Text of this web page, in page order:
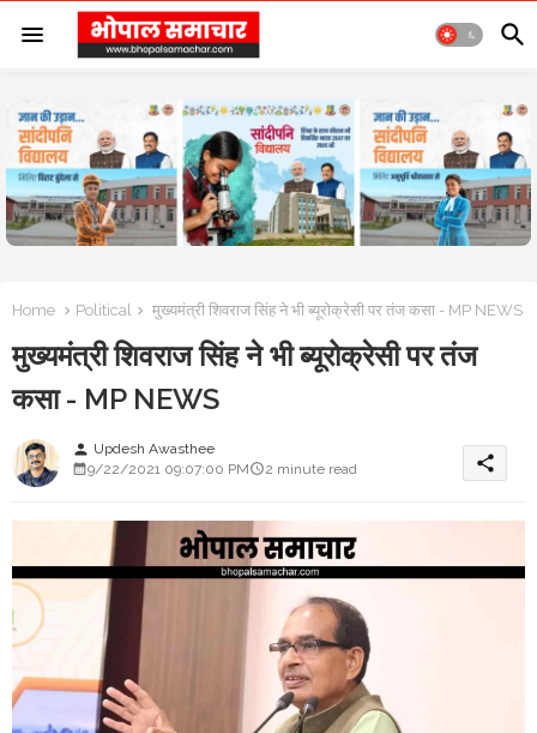
Home Political मुख्यमंत्री शिवराज सिंह ने भी ब्यूरोक्रेसी पर तंज कसा - MP NEWS
मुख्यमंत्री शिवराज सिंह ने भी ब्यूरोक्रेसी पर तंज
कसा - MP NEWS
person Updesh Awasthee
9/22/2021 09:07:00 PM
2 minute read share